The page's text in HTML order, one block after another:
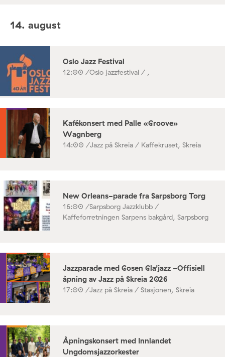
14. august
Oslo Jazz Festival
12:00 /Oslo jazzfestival / ,
Kafékonsert med Palle «Groove»
Wagnberg
14:00 /Jazz på Skreia / Kaffekruset, Skreia
New Orleans-parade fra Sarpsborg Torg
16:00 /Sarpsborg Jazzklubb /
Kaffeforretningen Sarpens bakgård, Sarpsborg
Jazzparade med Gosen Gla’jazz -Offisiell
åpning av Jazz på Skreia 2026
17:00 /Jazz på Skreia / Stasjonen, Skreia
Åpningskonsert med Innlandet
Ungdomsjazzorkester